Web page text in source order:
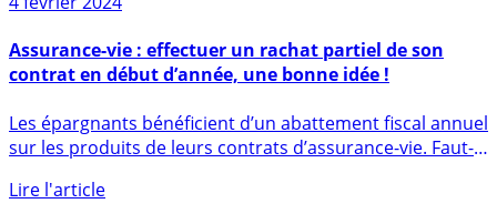
4 février 2024
contrat en début d’année, une bonne idée !
sur les produits de leurs contrats d’assurance-vie. Faut-